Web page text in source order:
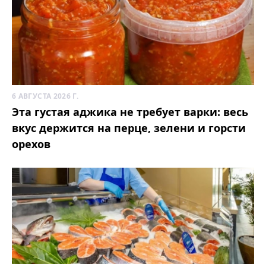
6 АВГУСТА 2026 Г.
Эта густая аджика не требует варки: весь
вкус держится на перце, зелени и горсти
орехов